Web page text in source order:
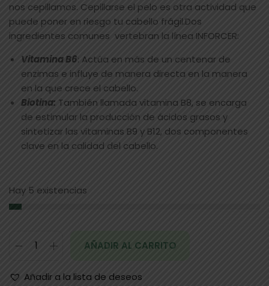
nos cepillamos. Cepillarse el pelo es otra actividad que
puede poner en riesgo tu cabello frágil.Dos
ingredientes comunes vertebran la línea INFORCER:
Vitamina B6: Actúa en más de un centenar de
enzimas e influye de manera directa en la manera
en la que crece el cabello.
Biotina: También llamada vitamina B8, se encarga
de estimular la producción de ácidos grasos y
sintetizar las vitaminas B9 y B12, dos componentes
clave en la calidad del cabello.
Hay 5 existencias
AÑADIR AL CARRITO
Añadir a la lista de deseos